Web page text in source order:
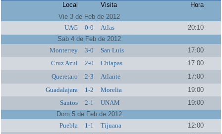
Local Visita
Hora
Vie 3 de Feb de 2012
UAG
0-0 Atlas
20:10
Sab 4 de Feb de 2012
Monterrey
3-0 San Luis
17:00
Cruz Azul
2-0 Chiapas
17:00
Queretaro
2-3 Atlante
17:00
Guadalajara
1-2 Morelia
19:00
Santos
2-1 UNAM
19:00
Dom 5 de Feb de 2012
Puebla
1-1 Tijuana
12:00